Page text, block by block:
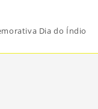
Dia do Índio